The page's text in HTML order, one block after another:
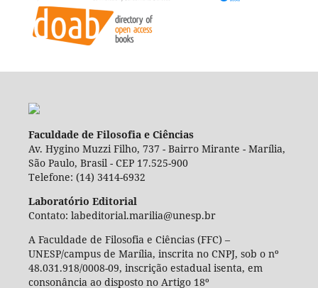
Faculdade de Filosofia e Ciências
Av. Hygino Muzzi Filho, 737 - Bairro Mirante - Marília,
São Paulo, Brasil - CEP 17.525-900
Telefone: (14) 3414-6932
Laboratório Editorial
Contato: labeditorial.marilia@unesp.br
A Faculdade de Filosofia e Ciências (FFC) –
UNESP/campus de Marília, inscrita no CNPJ, sob o nº
48.031.918/0008-09, inscrição estadual isenta, em
consonância ao disposto no Artigo 18º